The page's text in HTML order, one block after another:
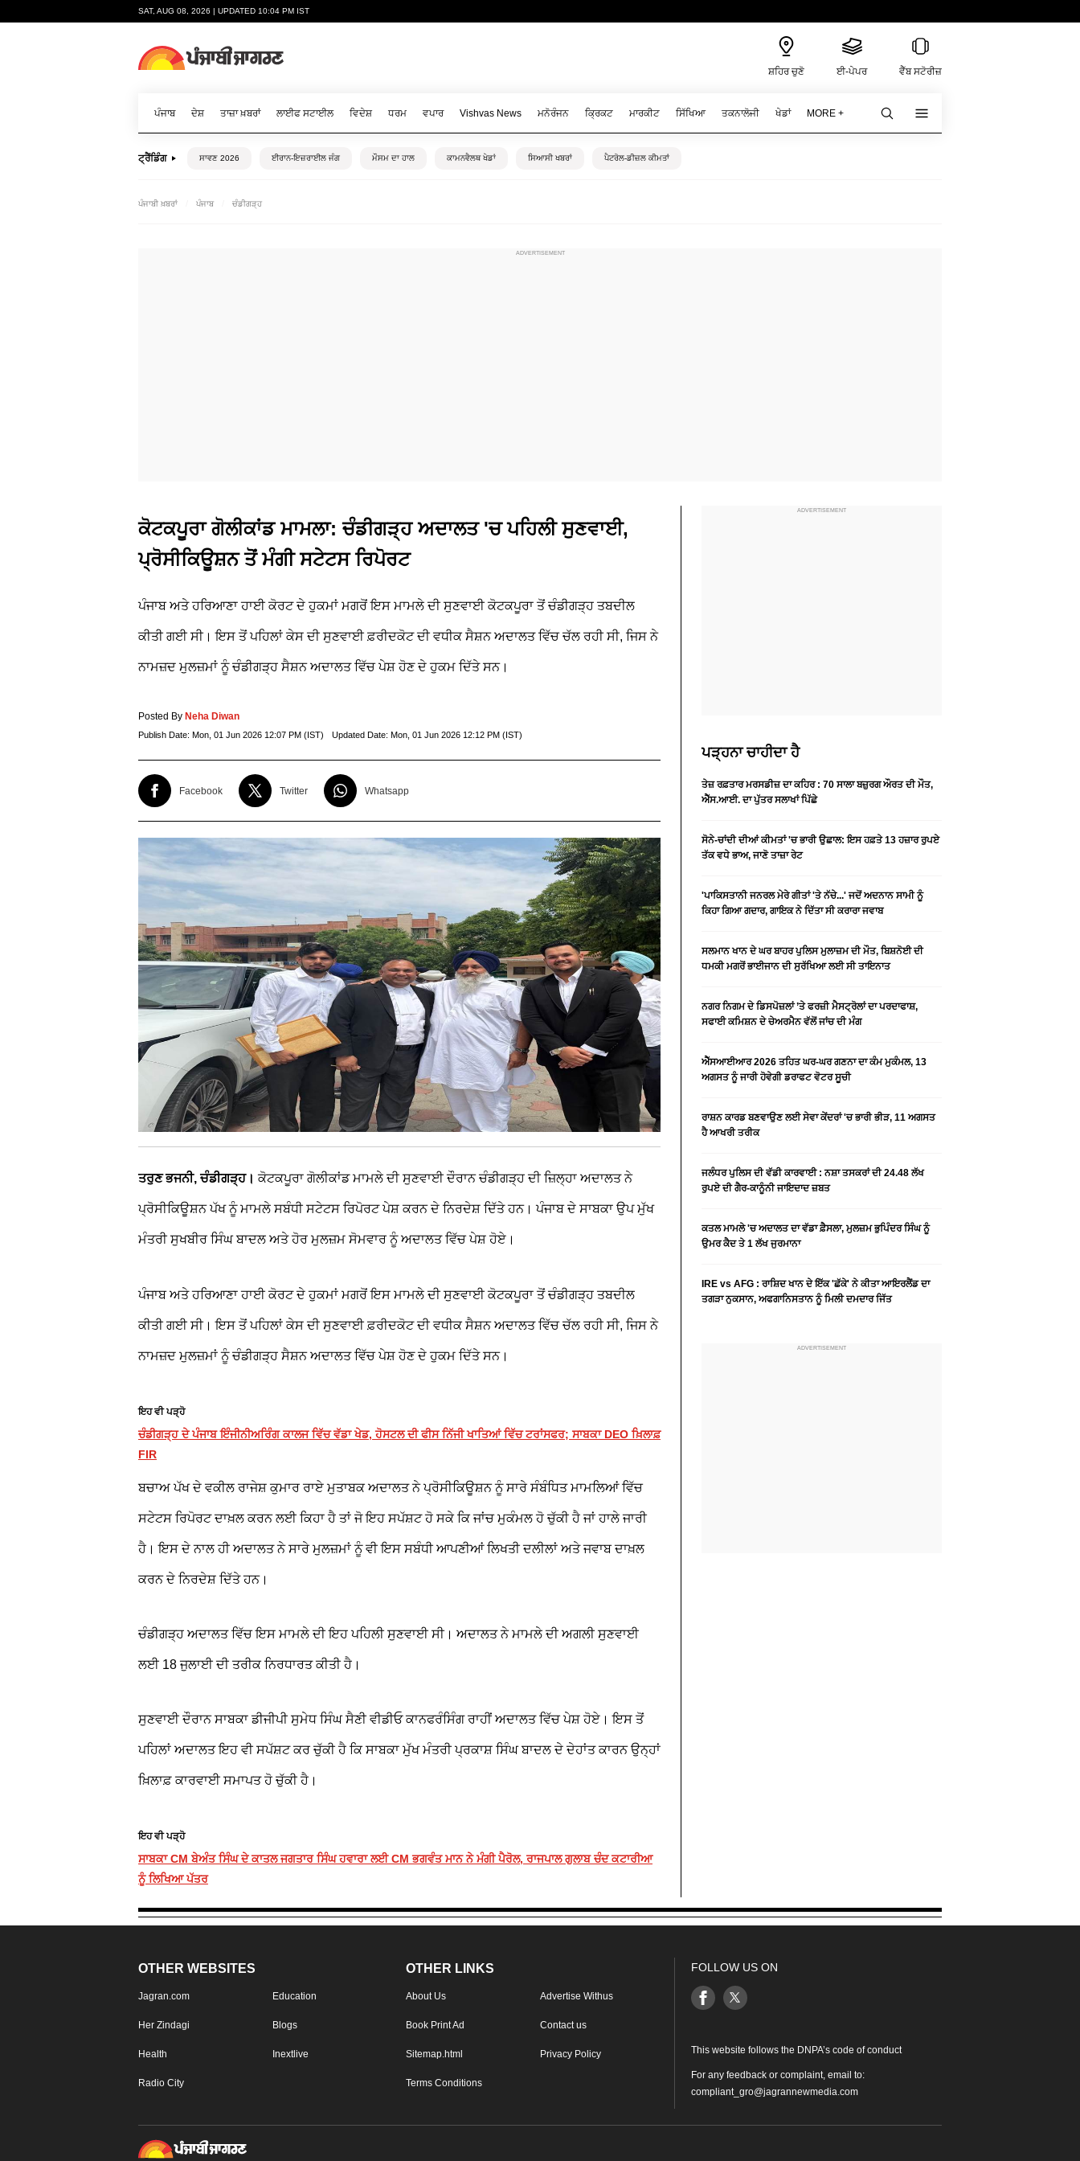
SAT, AUG 08, 2026 | UPDATED 10:04 PM IST
ਸ਼ਹਿਰ ਚੁਣੋ ਈ-ਪੇਪਰ ਵੈੱਬ ਸਟੋਰੀਜ਼
ਪੰਜਾਬ ਦੇਸ਼ ਤਾਜ਼ਾ ਖ਼ਬਰਾਂ ਲਾਈਫ ਸਟਾਈਲ ਵਿਦੇਸ਼ ਧਰਮ ਵਪਾਰ Vishvas News ਮਨੋਰੰਜਨ ਕ੍ਰਿਕਟ ਮਾਰਕੀਟ ਸਿੱਖਿਆ ਤਕਨਾਲੋਜੀ ਖੇਡਾਂ MORE +
ਟ੍ਰੈਂਡਿੰਗ ਸਾਵਣ 2026 ਈਰਾਨ-ਇਜ਼ਰਾਈਲ ਜੰਗ ਮੌਸਮ ਦਾ ਹਾਲ ਕਾਮਨਵੈਲਥ ਖੇਡਾਂ ਸਿਆਸੀ ਖਬਰਾਂ ਪੈਟਰੋਲ-ਡੀਜ਼ਲ ਕੀਮਤਾਂ
ਪੰਜਾਬੀ ਖ਼ਬਰਾਂ ਪੰਜਾਬ ਚੰਡੀਗੜ੍ਹ
ਕੋਟਕਪੂਰਾ ਗੋਲੀਕਾਂਡ ਮਾਮਲਾ: ਚੰਡੀਗੜ੍ਹ ਅਦਾਲਤ 'ਚ ਪਹਿਲੀ ਸੁਣਵਾਈ,
ਪ੍ਰੋਸੀਕਿਊਸ਼ਨ ਤੋਂ ਮੰਗੀ ਸਟੇਟਸ ਰਿਪੋਰਟ
ਪੰਜਾਬ ਅਤੇ ਹਰਿਆਣਾ ਹਾਈ ਕੋਰਟ ਦੇ ਹੁਕਮਾਂ ਮਗਰੋਂ ਇਸ ਮਾਮਲੇ ਦੀ ਸੁਣਵਾਈ ਕੋਟਕਪੂਰਾ ਤੋਂ ਚੰਡੀਗੜ੍ਹ ਤਬਦੀਲ
ਕੀਤੀ ਗਈ ਸੀ। ਇਸ ਤੋਂ ਪਹਿਲਾਂ ਕੇਸ ਦੀ ਸੁਣਵਾਈ ਫ਼ਰੀਦਕੋਟ ਦੀ ਵਧੀਕ ਸੈਸ਼ਨ ਅਦਾਲਤ ਵਿੱਚ ਚੱਲ ਰਹੀ ਸੀ, ਜਿਸ ਨੇ
ਨਾਮਜ਼ਦ ਮੁਲਜ਼ਮਾਂ ਨੂੰ ਚੰਡੀਗੜ੍ਹ ਸੈਸ਼ਨ ਅਦਾਲਤ ਵਿੱਚ ਪੇਸ਼ ਹੋਣ ਦੇ ਹੁਕਮ ਦਿੱਤੇ ਸਨ।
Posted By Neha Diwan
Publish Date: Mon, 01 Jun 2026 12:07 PM (IST) Updated Date: Mon, 01 Jun 2026 12:12 PM (IST)
Facebook Twitter Whatsapp
ਤਰੁਣ ਭਜਨੀ, ਚੰਡੀਗੜ੍ਹ।ਕੋਟਕਪੂਰਾ ਗੋਲੀਕਾਂਡ ਮਾਮਲੇ ਦੀ ਸੁਣਵਾਈ ਦੌਰਾਨ ਚੰਡੀਗੜ੍ਹ ਦੀ ਜ਼ਿਲ੍ਹਾ ਅਦਾਲਤ ਨੇ
ਪ੍ਰੋਸੀਕਿਊਸ਼ਨ ਪੱਖ ਨੂੰ ਮਾਮਲੇ ਸਬੰਧੀ ਸਟੇਟਸ ਰਿਪੋਰਟ ਪੇਸ਼ ਕਰਨ ਦੇ ਨਿਰਦੇਸ਼ ਦਿੱਤੇ ਹਨ। ਪੰਜਾਬ ਦੇ ਸਾਬਕਾ ਉਪ ਮੁੱਖ
ਮੰਤਰੀ ਸੁਖਬੀਰ ਸਿੰਘ ਬਾਦਲ ਅਤੇ ਹੋਰ ਮੁਲਜ਼ਮ ਸੋਮਵਾਰ ਨੂੰ ਅਦਾਲਤ ਵਿੱਚ ਪੇਸ਼ ਹੋਏ।
ਪੰਜਾਬ ਅਤੇ ਹਰਿਆਣਾ ਹਾਈ ਕੋਰਟ ਦੇ ਹੁਕਮਾਂ ਮਗਰੋਂ ਇਸ ਮਾਮਲੇ ਦੀ ਸੁਣਵਾਈ ਕੋਟਕਪੂਰਾ ਤੋਂ ਚੰਡੀਗੜ੍ਹ ਤਬਦੀਲ
ਕੀਤੀ ਗਈ ਸੀ। ਇਸ ਤੋਂ ਪਹਿਲਾਂ ਕੇਸ ਦੀ ਸੁਣਵਾਈ ਫ਼ਰੀਦਕੋਟ ਦੀ ਵਧੀਕ ਸੈਸ਼ਨ ਅਦਾਲਤ ਵਿੱਚ ਚੱਲ ਰਹੀ ਸੀ, ਜਿਸ ਨੇ
ਨਾਮਜ਼ਦ ਮੁਲਜ਼ਮਾਂ ਨੂੰ ਚੰਡੀਗੜ੍ਹ ਸੈਸ਼ਨ ਅਦਾਲਤ ਵਿੱਚ ਪੇਸ਼ ਹੋਣ ਦੇ ਹੁਕਮ ਦਿੱਤੇ ਸਨ।
ਇਹ ਵੀ ਪੜ੍ਹੋ
ਚੰਡੀਗੜ੍ਹ ਦੇ ਪੰਜਾਬ ਇੰਜੀਨੀਅਰਿੰਗ ਕਾਲਜ ਵਿੱਚ ਵੱਡਾ ਖੇਡ, ਹੋਸਟਲ ਦੀ ਫੀਸ ਨਿੱਜੀ ਖਾਤਿਆਂ ਵਿੱਚ ਟਰਾਂਸਫਰ; ਸਾਬਕਾ DEO ਖ਼ਿਲਾਫ਼
FIR
ਬਚਾਅ ਪੱਖ ਦੇ ਵਕੀਲ ਰਾਜੇਸ਼ ਕੁਮਾਰ ਰਾਏ ਮੁਤਾਬਕ ਅਦਾਲਤ ਨੇ ਪ੍ਰੋਸੀਕਿਊਸ਼ਨ ਨੂੰ ਸਾਰੇ ਸੰਬੰਧਿਤ ਮਾਮਲਿਆਂ ਵਿੱਚ
ਸਟੇਟਸ ਰਿਪੋਰਟ ਦਾਖ਼ਲ ਕਰਨ ਲਈ ਕਿਹਾ ਹੈ ਤਾਂ ਜੋ ਇਹ ਸਪੱਸ਼ਟ ਹੋ ਸਕੇ ਕਿ ਜਾਂਚ ਮੁਕੰਮਲ ਹੋ ਚੁੱਕੀ ਹੈ ਜਾਂ ਹਾਲੇ ਜਾਰੀ
ਹੈ। ਇਸ ਦੇ ਨਾਲ ਹੀ ਅਦਾਲਤ ਨੇ ਸਾਰੇ ਮੁਲਜ਼ਮਾਂ ਨੂੰ ਵੀ ਇਸ ਸਬੰਧੀ ਆਪਣੀਆਂ ਲਿਖਤੀ ਦਲੀਲਾਂ ਅਤੇ ਜਵਾਬ ਦਾਖ਼ਲ
ਕਰਨ ਦੇ ਨਿਰਦੇਸ਼ ਦਿੱਤੇ ਹਨ।
ਚੰਡੀਗੜ੍ਹ ਅਦਾਲਤ ਵਿੱਚ ਇਸ ਮਾਮਲੇ ਦੀ ਇਹ ਪਹਿਲੀ ਸੁਣਵਾਈ ਸੀ। ਅਦਾਲਤ ਨੇ ਮਾਮਲੇ ਦੀ ਅਗਲੀ ਸੁਣਵਾਈ
ਲਈ 18 ਜੁਲਾਈ ਦੀ ਤਰੀਕ ਨਿਰਧਾਰਤ ਕੀਤੀ ਹੈ।
ਸੁਣਵਾਈ ਦੌਰਾਨ ਸਾਬਕਾ ਡੀਜੀਪੀ ਸੁਮੇਧ ਸਿੰਘ ਸੈਣੀ ਵੀਡੀਓ ਕਾਨਫਰੰਸਿੰਗ ਰਾਹੀਂ ਅਦਾਲਤ ਵਿੱਚ ਪੇਸ਼ ਹੋਏ। ਇਸ ਤੋਂ
ਪਹਿਲਾਂ ਅਦਾਲਤ ਇਹ ਵੀ ਸਪੱਸ਼ਟ ਕਰ ਚੁੱਕੀ ਹੈ ਕਿ ਸਾਬਕਾ ਮੁੱਖ ਮੰਤਰੀ ਪ੍ਰਕਾਸ਼ ਸਿੰਘ ਬਾਦਲ ਦੇ ਦੇਹਾਂਤ ਕਾਰਨ ਉਨ੍ਹਾਂ
ਖ਼ਿਲਾਫ਼ ਕਾਰਵਾਈ ਸਮਾਪਤ ਹੋ ਚੁੱਕੀ ਹੈ।
ਇਹ ਵੀ ਪੜ੍ਹੋ
ਸਾਬਕਾ CM ਬੇਅੰਤ ਸਿੰਘ ਦੇ ਕਾਤਲ ਜਗਤਾਰ ਸਿੰਘ ਹਵਾਰਾ ਲਈ CM ਭਗਵੰਤ ਮਾਨ ਨੇ ਮੰਗੀ ਪੈਰੋਲ, ਰਾਜਪਾਲ ਗੁਲਾਬ ਚੰਦ ਕਟਾਰੀਆ
ਨੂੰ ਲਿਖਿਆ ਪੱਤਰ
ਪੜ੍ਹਨਾ ਚਾਹੀਦਾ ਹੈ
ਤੇਜ਼ ਰਫ਼ਤਾਰ ਮਰਸਡੀਜ਼ ਦਾ ਕਹਿਰ : 70 ਸਾਲਾ ਬਜ਼ੁਰਗ ਔਰਤ ਦੀ ਮੌਤ,
ਐੱਸ.ਆਈ. ਦਾ ਪੁੱਤਰ ਸਲਾਖਾਂ ਪਿੱਛੇ
ਸੋਨੇ-ਚਾਂਦੀ ਦੀਆਂ ਕੀਮਤਾਂ 'ਚ ਭਾਰੀ ਉਛਾਲ: ਇਸ ਹਫ਼ਤੇ 13 ਹਜ਼ਾਰ ਰੁਪਏ
ਤੱਕ ਵਧੇ ਭਾਅ, ਜਾਣੋ ਤਾਜ਼ਾ ਰੇਟ
'ਪਾਕਿਸਤਾਨੀ ਜਨਰਲ ਮੇਰੇ ਗੀਤਾਂ 'ਤੇ ਨੱਚੇ...' ਜਦੋਂ ਅਦਨਾਨ ਸਾਮੀ ਨੂੰ
ਕਿਹਾ ਗਿਆ ਗਦਾਰ, ਗਾਇਕ ਨੇ ਦਿੱਤਾ ਸੀ ਕਰਾਰਾ ਜਵਾਬ
ਸਲਮਾਨ ਖਾਨ ਦੇ ਘਰ ਬਾਹਰ ਪੁਲਿਸ ਮੁਲਾਜ਼ਮ ਦੀ ਮੌਤ, ਬਿਸ਼ਨੋਈ ਦੀ
ਧਮਕੀ ਮਗਰੋਂ ਭਾਈਜਾਨ ਦੀ ਸੁਰੱਖਿਆ ਲਈ ਸੀ ਤਾਇਨਾਤ
ਨਗਰ ਨਿਗਮ ਦੇ ਡਿਸਪੋਜ਼ਲਾਂ ’ਤੇ ਫਰਜ਼ੀ ਮੈਸਟ੍ਰੋਲਾਂ ਦਾ ਪਰਦਾਫਾਸ਼,
ਸਫਾਈ ਕਮਿਸ਼ਨ ਦੇ ਚੇਅਰਮੈਨ ਵੱਲੋਂ ਜਾਂਚ ਦੀ ਮੰਗ
ਐੱਸਆਈਆਰ 2026 ਤਹਿਤ ਘਰ-ਘਰ ਗਣਨਾ ਦਾ ਕੰਮ ਮੁਕੰਮਲ, 13
ਅਗਸਤ ਨੂੰ ਜਾਰੀ ਹੋਵੇਗੀ ਡਰਾਫਟ ਵੋਟਰ ਸੂਚੀ
ਰਾਸ਼ਨ ਕਾਰਡ ਬਣਵਾਉਣ ਲਈ ਸੇਵਾ ਕੇਂਦਰਾਂ 'ਚ ਭਾਰੀ ਭੀੜ, 11 ਅਗਸਤ
ਹੈ ਆਖਰੀ ਤਰੀਕ
ਜਲੰਧਰ ਪੁਲਿਸ ਦੀ ਵੱਡੀ ਕਾਰਵਾਈ : ਨਸ਼ਾ ਤਸਕਰਾਂ ਦੀ 24.48 ਲੱਖ
ਰੁਪਏ ਦੀ ਗੈਰ-ਕਾਨੂੰਨੀ ਜਾਇਦਾਦ ਜ਼ਬਤ
ਕਤਲ ਮਾਮਲੇ 'ਚ ਅਦਾਲਤ ਦਾ ਵੱਡਾ ਫ਼ੈਸਲਾ, ਮੁਲਜ਼ਮ ਭੁਪਿੰਦਰ ਸਿੰਘ ਨੂੰ
ਉਮਰ ਕੈਦ ਤੇ 1 ਲੱਖ ਜੁਰਮਾਨਾ
IRE vs AFG : ਰਾਸ਼ਿਦ ਖਾਨ ਦੇ ਇੱਕ 'ਛੱਕੇ' ਨੇ ਕੀਤਾ ਆਇਰਲੈਂਡ ਦਾ
ਤਗੜਾ ਨੁਕਸਾਨ, ਅਫਗਾਨਿਸਤਾਨ ਨੂੰ ਮਿਲੀ ਦਮਦਾਰ ਜਿੱਤ
OTHER WEBSITES
Jagran.com Education
Her Zindagi Blogs
Health Inextlive
Radio City
OTHER LINKS
About Us Advertise Withus
Book Print Ad Contact us
Sitemap.html Privacy Policy
Terms Conditions
FOLLOW US ON
This website follows the DNPA’s code of conduct
For any feedback or complaint, email to:
compliant_gro@jagrannewmedia.com